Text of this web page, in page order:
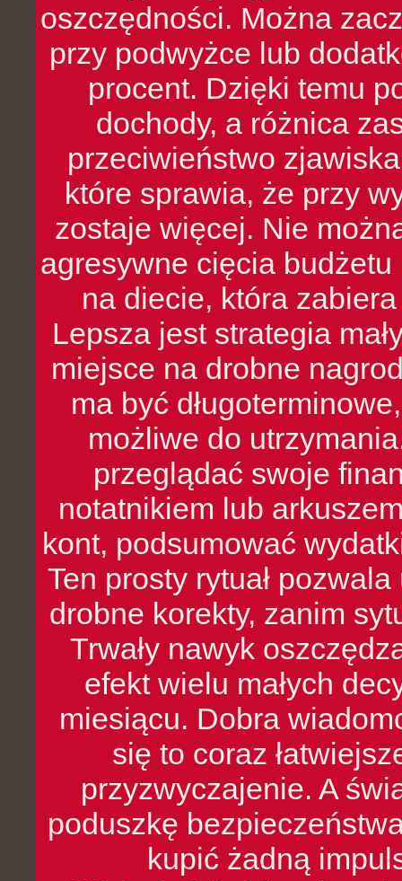
oszczędności. Można
przy podwyżce lub
procent. Dzięki temu
dochody, a różnica
przeciwieństwo
które sprawia, że przy
zostaje więcej. Nie
agresywne cięcia
na diecie, która
Lepsza jest strategia
miejsce na drobne
ma być
możliwe do
przeglądać swoje
notatnikiem lub
kont, podsumować
Ten prosty rytuał
drobne korekty, zanim
Trwały nawyk
efekt wielu małych
miesiącu. Dobra
się to coraz
przyzwyczajenie. A
poduszkę
kupić żadną